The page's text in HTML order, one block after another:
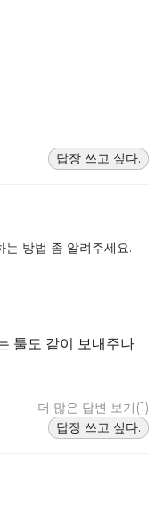
답장 쓰고 싶다.
는 방법 좀 알려주세요.
툴도 같이 보내주나
더 많은 답변 보기(1)
답장 쓰고 싶다.